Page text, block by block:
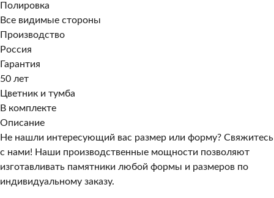
Полировка
Все видимые стороны
Производство
Россия
Гарантия
50 лет
Цветник и тумба
В комплекте
Описание
Не нашли интересующий вас размер или форму? Свяжитесь
с нами! Наши производственные мощности позволяют
изготавливать памятники любой формы и размеров по
индивидуальному заказу.